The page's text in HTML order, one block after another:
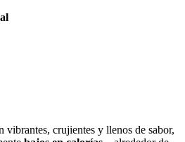
vibrantes, crujientes y llenos de sabor,